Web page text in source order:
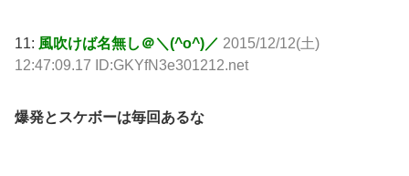
11: 風吹けば名無し＠＼(^o^)／ 2015/12/12(土)
12:47:09.17 ID:GKYfN3e301212.net
爆発とスケボーは毎回あるな